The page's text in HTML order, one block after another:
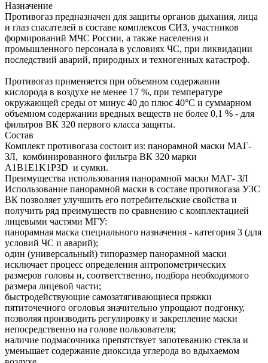
Назначение
Противогаз предназначен для защиты органов дыхания, лица
и глаз спасателей в составе комплексов СИЗ, участников
формирований МЧС России, а также населения и
промышленного персонала в условиях ЧС, при ликвидации
последствий аварий, природных и техногенных катастроф.
Противогаз применяется при объемном содержании
кислорода в воздухе не менее 17 %, при температуре
окружающей среды от минус 40 до плюс 40°С и суммарном
объемном содержании вредных веществ не более 0,1 % - для
фильтров ВК 320 первого класса защиты.
Состав
Комплект противогаза состоит из: панорамной маски МАГ-
ЗЛ, комбинированного фильтра ВК 320 марки
A1B1E1K1P3D и сумки.
Преимущества использования панорамной маски МАГ- ЗЛ
Использование панорамной маски в составе противогаза УЗС
ВК позволяет улучшить его потребительские свойства и
получить ряд преимуществ по сравнению с комплектацией
лицевыми частями МГУ:
панорамная маска специального назначения - категория 3 (для
условий ЧС и аварий);
один (универсальный) типоразмер панорамной маски
исключает процесс определения антропометрических
размеров головы и, соответственно, подбора необходимого
размера лицевой части;
быстродействующие самозатягивающиеся пряжки
пятиточечного оголовья значительно упрощают подгонку,
позволяя производить регулировку и закрепление маски
непосредственно на голове пользователя;
наличие подмасочника препятствует запотеванию стекла и
уменьшает содержание диоксида углерода во вдыхаемом